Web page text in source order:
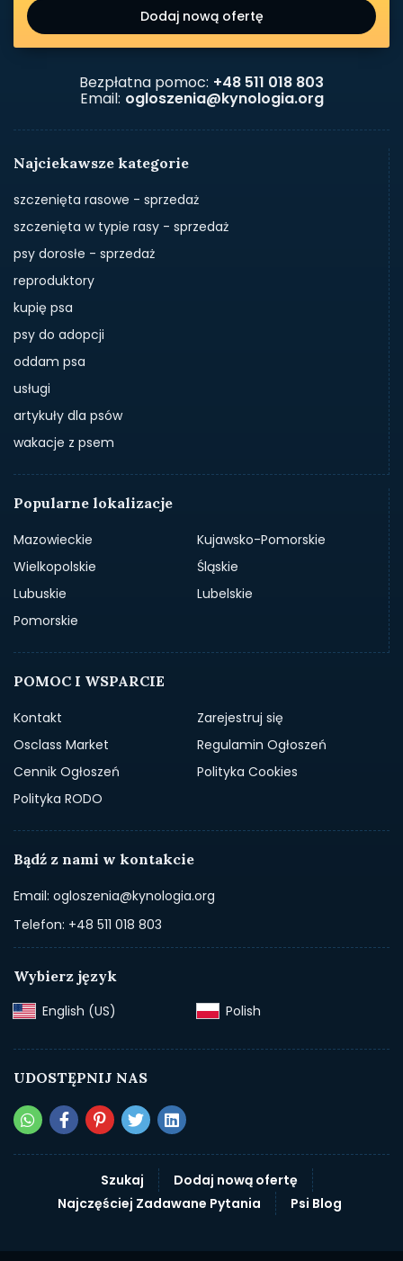
Dodaj nową ofertę
Bezpłatna pomoc: +48 511 018 803
Email: ogloszenia@kynologia.org
Najciekawsze kategorie
szczenięta rasowe - sprzedaż
szczenięta w typie rasy - sprzedaż
psy dorosłe - sprzedaż
reproduktory
kupię psa
psy do adopcji
oddam psa
usługi
artykuły dla psów
wakacje z psem
Popularne lokalizacje
Mazowieckie
Kujawsko-Pomorskie
Wielkopolskie
Śląskie
Lubuskie
Lubelskie
Pomorskie
POMOC I WSPARCIE
Kontakt
Zarejestruj się
Osclass Market
Regulamin Ogłoszeń
Cennik Ogłoszeń
Polityka Cookies
Polityka RODO
Bądź z nami w kontakcie
Email: ogloszenia@kynologia.org
Telefon: +48 511 018 803
Wybierz język
English (US)‎
Polish‎
UDOSTĘPNIJ NAS
Szukaj
Dodaj nową ofertę
Najczęściej Zadawane Pytania
Psi Blog